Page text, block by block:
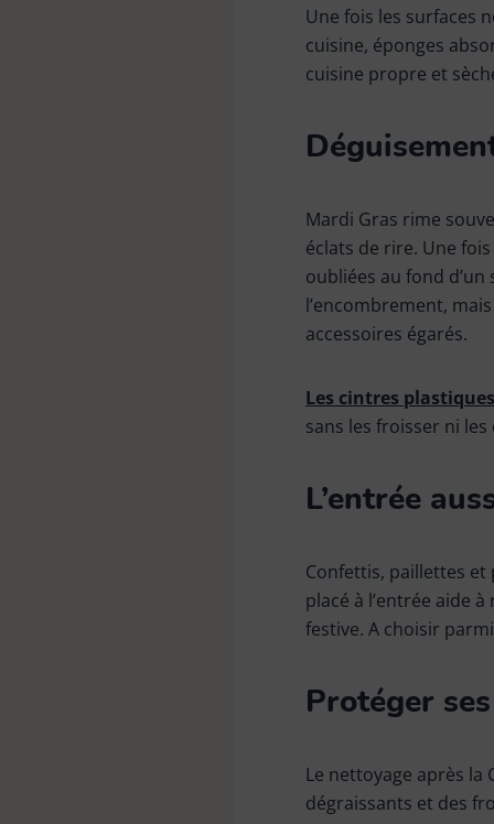
Une fois les surfaces
cuisine, éponges
cuisine propre et
Mardi Gras rime
éclats de rire. Une
oubliées au fond
l’encombrement,
accessoires égarés.
Les cintres
sans les froisser ni
L’entrée
Confettis, paillettes et
placé à l’entrée aide
festive. A choisir
Protéger
Le nettoyage après la
dégraissants et des